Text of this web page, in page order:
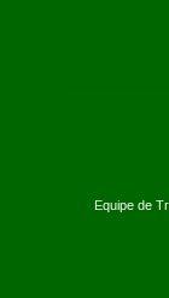
Equipe de